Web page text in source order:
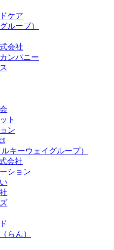
ケア
ループ）
会社
ンパニー
ト
ン
キーウェイグループ）
会社
ション
らん）